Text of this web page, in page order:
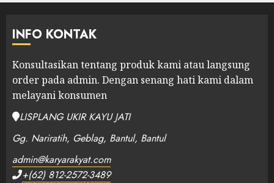
INFO KONTAK
Konsultasikan tentang produk kami atau langsung
order pada admin. Dengan senang hati kami dalam
melayani konsumen
LISPLANG UKIR KAYU JATI
Gg. Nariratih, Geblag, Bantul, Bantul
admin@karyarakyat.com
+(62) 812-2572-3489